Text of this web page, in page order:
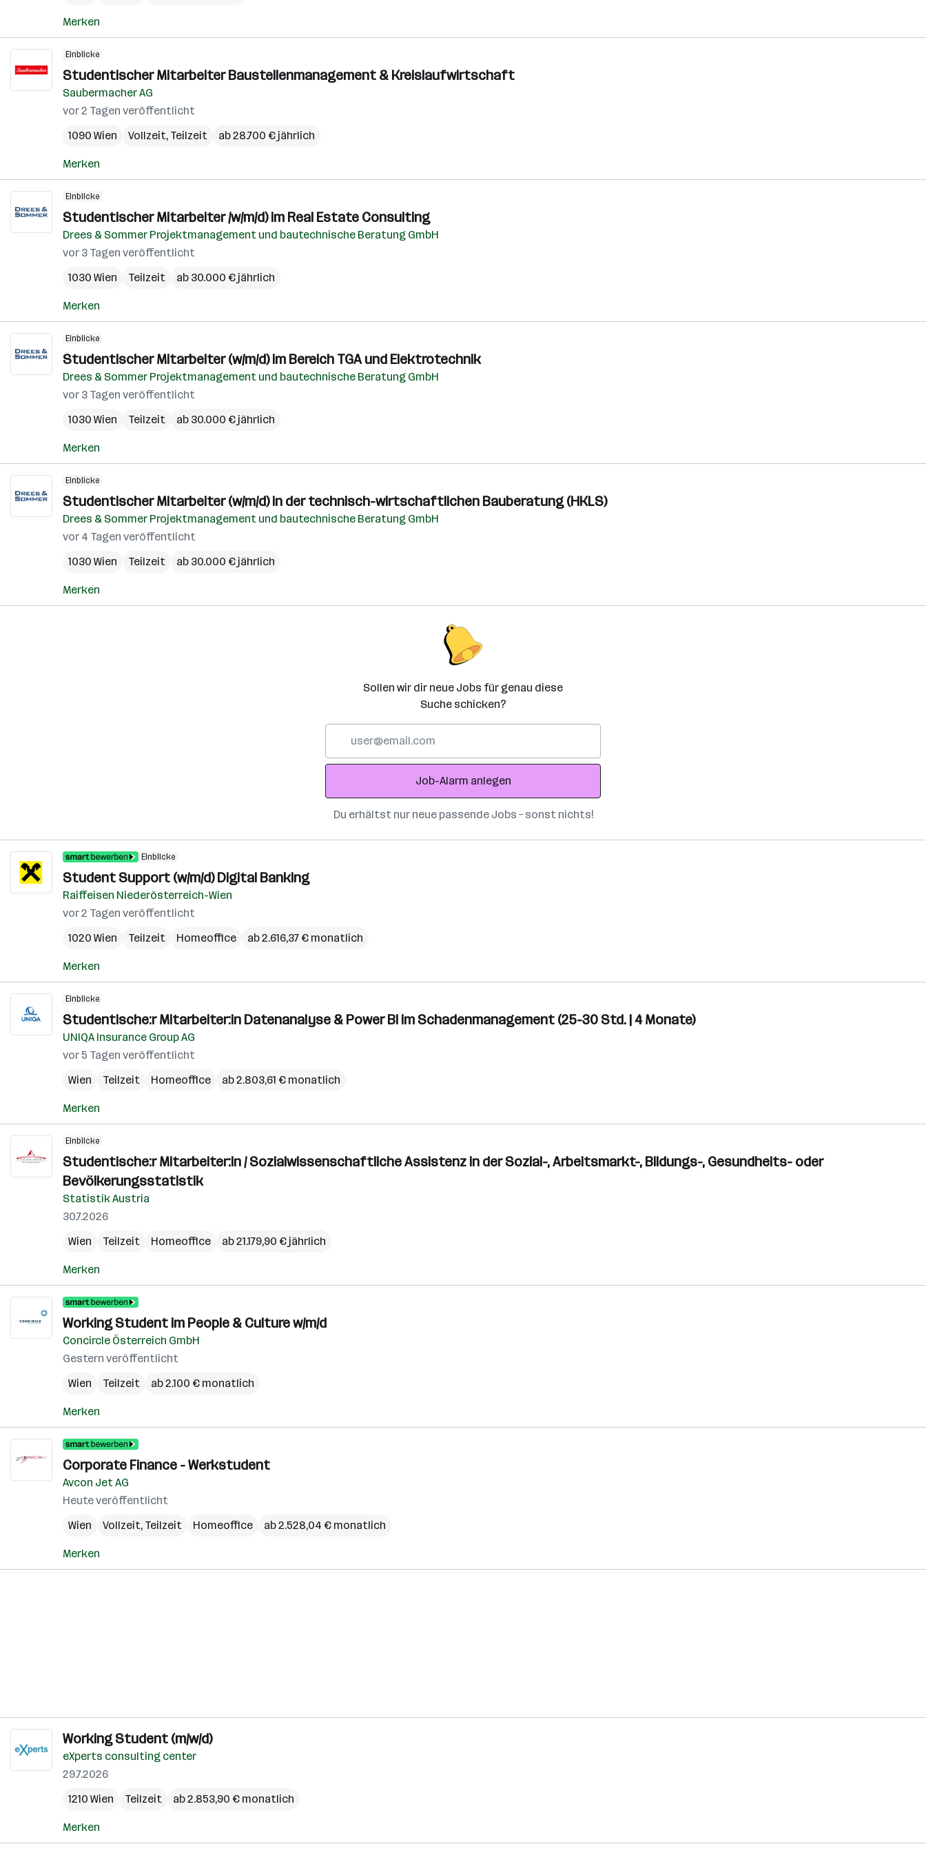
Merken
Einblicke
Studentischer Mitarbeiter Baustellenmanagement & Kreislaufwirtschaft
Saubermacher AG
vor 2 Tagen veröffentlicht
1090 Wien
Vollzeit, Teilzeit ab 28.700 € jährlich
Merken
Einblicke
Studentischer Mitarbeiter /w/m/d) im Real Estate Consulting
Drees & Sommer Projektmanagement und bautechnische Beratung GmbH
vor 3 Tagen veröffentlicht
1030 Wien
Teilzeit ab 30.000 € jährlich
Merken
Einblicke
Studentischer Mitarbeiter (w/m/d) im Bereich TGA und Elektrotechnik
Drees & Sommer Projektmanagement und bautechnische Beratung GmbH
vor 3 Tagen veröffentlicht
1030 Wien
Teilzeit ab 30.000 € jährlich
Merken
Einblicke
Studentischer Mitarbeiter (w/m/d) in der technisch-wirtschaftlichen Bauberatung (HKLS)
Drees & Sommer Projektmanagement und bautechnische Beratung GmbH
vor 4 Tagen veröffentlicht
1030 Wien
Teilzeit ab 30.000 € jährlich
Merken
Sollen wir dir neue Jobs für genau diese
Suche schicken?
Adresse
Job-Alarm anlegen
Du erhältst nur neue passende Jobs – sonst nichts!
Einblicke
Student Support (w/m/d) Digital Banking
Raiffeisen Niederösterreich-Wien
vor 2 Tagen veröffentlicht
1020 Wien
Teilzeit Homeoffice ab 2.616,37 € monatlich
Merken
Einblicke
Studentische:r Mitarbeiter:in Datenanalyse & Power BI im Schadenmanagement (25-30 Std. | 4 Monate)
UNIQA Insurance Group AG
vor 5 Tagen veröffentlicht
Wien
Teilzeit Homeoffice ab 2.803,61 € monatlich
Merken
Einblicke
Studentische:r Mitarbeiter:in / Sozialwissenschaftliche Assistenz in der Sozial-, Arbeitsmarkt-, Bildungs-, Gesundheits- oder
Bevölkerungsstatistik
Statistik Austria
30.7.2026
Wien
Teilzeit Homeoffice ab 21.179,90 € jährlich
Merken
Working Student im People & Culture w/m/d
Concircle Österreich GmbH
Gestern veröffentlicht
Wien
Teilzeit ab 2.100 € monatlich
Merken
Corporate Finance - Werkstudent
Avcon Jet AG
Heute veröffentlicht
Wien
Vollzeit, Teilzeit Homeoffice ab 2.528,04 € monatlich
Merken
Working Student (m/w/d)
eXperts consulting center
29.7.2026
1210 Wien
Teilzeit ab 2.853,90 € monatlich
Merken